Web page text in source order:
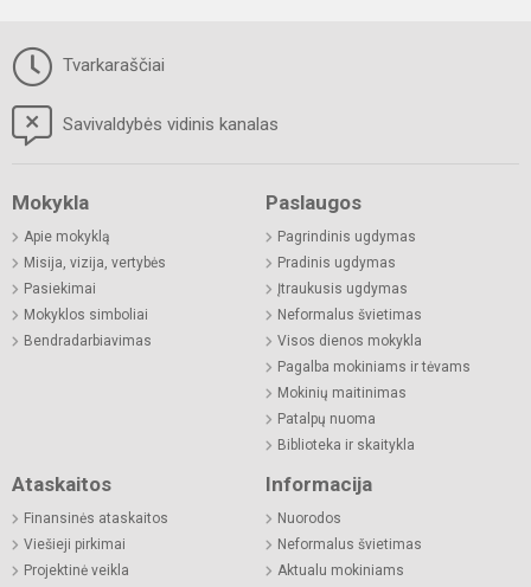
Tvarkaraščiai
Savivaldybės vidinis kanalas
Mokykla
Apie mokyklą
Misija, vizija, vertybės
Pasiekimai
Mokyklos simboliai
Bendradarbiavimas
Paslaugos
Pagrindinis ugdymas
Pradinis ugdymas
Įtraukusis ugdymas
Neformalus švietimas
Visos dienos mokykla
Pagalba mokiniams ir tėvams
Mokinių maitinimas
Patalpų nuoma
Biblioteka ir skaitykla
Ataskaitos
Finansinės ataskaitos
Viešieji pirkimai
Projektinė veikla
Informacija
Nuorodos
Neformalus švietimas
Aktualu mokiniams